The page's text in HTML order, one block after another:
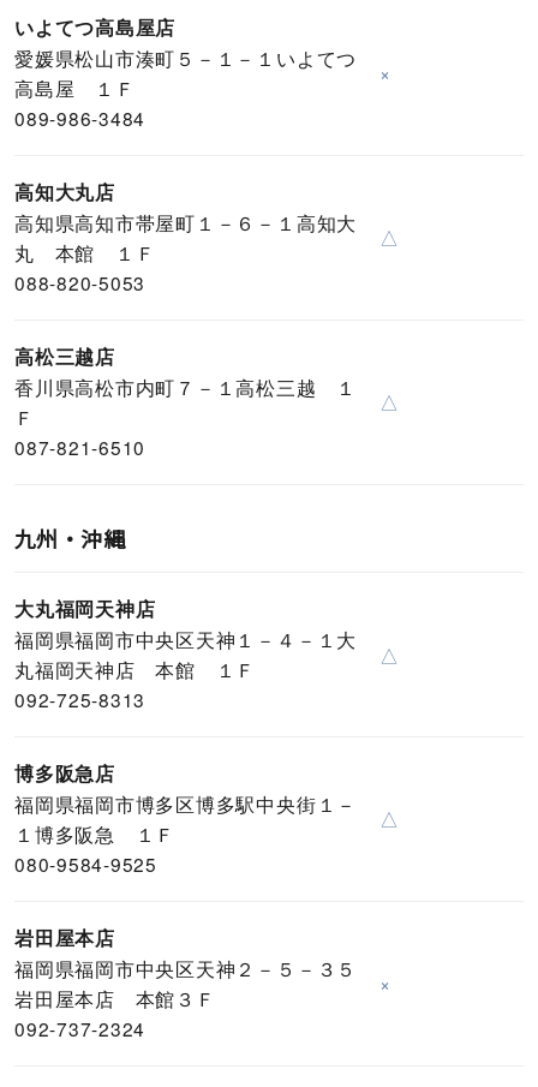
いよてつ高島屋店
愛媛県松山市湊町５－１－１いよてつ
高島屋 １Ｆ
089-986-3484
×
高知大丸店
高知県高知市帯屋町１－６－１高知大
丸 本館 １Ｆ
088-820-5053
△
高松三越店
香川県高松市内町７－１高松三越 １
Ｆ
087-821-6510
△
九州・沖縄
大丸福岡天神店
福岡県福岡市中央区天神１－４－１大
丸福岡天神店 本館 １Ｆ
092-725-8313
△
博多阪急店
福岡県福岡市博多区博多駅中央街１－
１博多阪急 １Ｆ
080-9584-9525
△
岩田屋本店
福岡県福岡市中央区天神２－５－３５
岩田屋本店 本館３Ｆ
092-737-2324
×